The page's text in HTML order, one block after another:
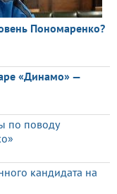
Пономаренко?
«Динамо» —
по поводу
кандидата на